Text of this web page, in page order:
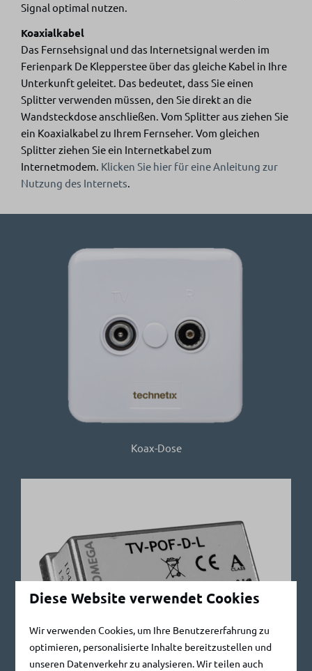
Signal optimal nutzen.
Koaxialkabel
Das Fernsehsignal und das Internetsignal werden im
Ferienpark De Klepperstee über das gleiche Kabel in Ihre
Unterkunft geleitet. Das bedeutet, dass Sie einen
Splitter verwenden müssen, den Sie direkt an die
Wandsteckdose anschließen. Vom Splitter aus ziehen Sie
ein Koaxialkabel zu Ihrem Fernseher. Vom gleichen
Splitter ziehen Sie ein Internetkabel zum
Internetmodem. Klicken Sie hier für eine Anleitung zur
Nutzung des Internets.
Koax-Dose
Diese Website verwendet Cookies
Wir verwenden Cookies, um Ihre Benutzererfahrung zu
optimieren, personalisierte Inhalte bereitzustellen und
unseren Datenverkehr zu analysieren. Wir teilen auch